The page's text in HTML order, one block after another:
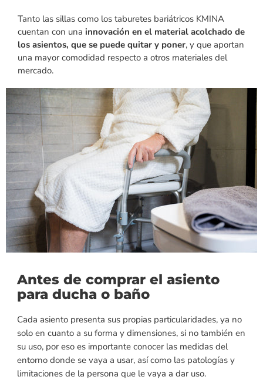
Tanto las sillas como los taburetes bariátricos KMINA
cuentan con una innovación en el material acolchado de
los asientos, que se puede quitar y poner, y que aportan
una mayor comodidad respecto a otros materiales del
mercado.
Antes de comprar el asiento
para ducha o baño
Cada asiento presenta sus propias particularidades, ya no
solo en cuanto a su forma y dimensiones, si no también en
su uso, por eso es importante conocer las medidas del
entorno donde se vaya a usar, así como las patologías y
limitaciones de la persona que le vaya a dar uso.